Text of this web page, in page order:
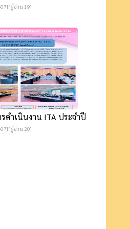
ผู้อ่าน 19]
ดำเนินงาน ITA ประจำปี
ผู้อ่าน 20]